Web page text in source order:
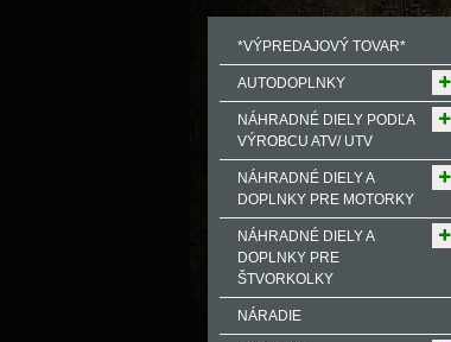
*VÝPREDAJOVÝ TOVAR*
AUTODOPLNKY
NÁHRADNÉ DIELY PODĽA
VÝROBCU ATV/ UTV
NÁHRADNÉ DIELY A
DOPLNKY PRE MOTORKY
NÁHRADNÉ DIELY A
DOPLNKY PRE
ŠTVORKOLKY
NÁRADIE